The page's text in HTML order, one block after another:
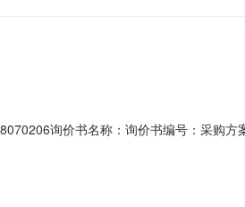
询价书名称：询价书编号：采购方
点年1.01.02027-12-31联系信息姓名：冯